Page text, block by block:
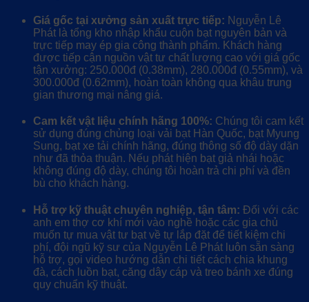
Giá gốc tại xưởng sản xuất trực tiếp: Nguyễn Lê
Phát là tổng kho nhập khẩu cuộn bạt nguyên bản và
trực tiếp may ép gia công thành phẩm. Khách hàng
được tiếp cận nguồn vật tư chất lượng cao với giá gốc
tận xưởng: 250.000đ (0.38mm), 280.000đ (0.55mm), và
300.000đ (0.62mm), hoàn toàn không qua khâu trung
gian thương mại nâng giá.
Cam kết vật liệu chính hãng 100%: Chúng tôi cam kết
sử dụng đúng chủng loại vải bạt Hàn Quốc, bạt Myung
Sung, bạt xe tải chính hãng, đúng thông số độ dày dặn
như đã thỏa thuận. Nếu phát hiện bạt giả nhái hoặc
không đúng độ dày, chúng tôi hoàn trả chi phí và đền
bù cho khách hàng.
Hỗ trợ kỹ thuật chuyên nghiệp, tận tâm: Đối với các
anh em thợ cơ khí mới vào nghề hoặc các gia chủ
muốn tự mua vật tư bạt về tự lắp đặt để tiết kiệm chi
phí, đội ngũ kỹ sư của Nguyễn Lê Phát luôn sẵn sàng
hỗ trợ, gọi video hướng dẫn chi tiết cách chia khung
đà, cách luồn bạt, căng dây cáp và treo bánh xe đúng
quy chuẩn kỹ thuật.